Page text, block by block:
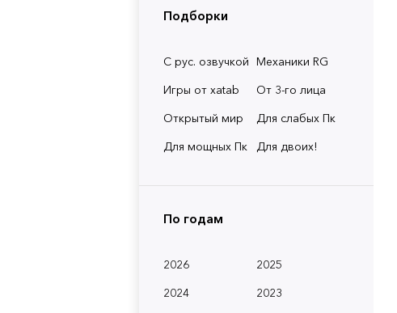
Подборки
С рус. озвучкой Механики RG
Игры от xatab
От 3-го лица
Открытый мир
Для слабых Пк
Для мощных Пк
Для двоих!
По годам
2026
2025
2024
2023